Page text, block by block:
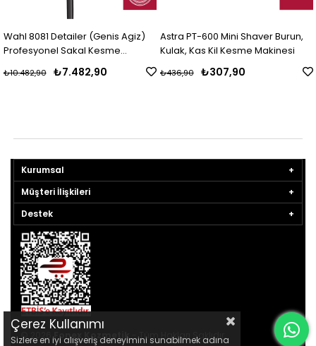
Wahl 8081 Detailer (Genis Agiz)
Profesyonel Sakal Kesme
₺7.482,90
₺10.482,90
Astra PT-600 Mini Shaver Burun,
Kulak, Kas Kil Kesme Makinesi
₺307,90
₺436,90
Kurumsal
Müşteri İlişkileri
Destek
© 2026 Fonex Kozmetik - Tüm Hakları Saklıdır.
Çerez Kullanımı
Sizlere en iyi alışveriş deneyimini sunabilmek adına